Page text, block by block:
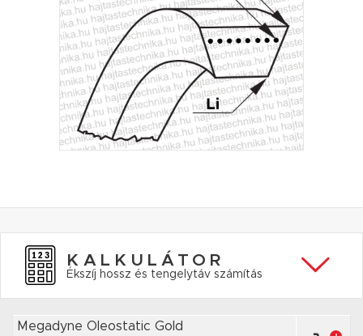
KALKULÁTOR
Ékszíj hossz és tengelytáv számítás
Megadyne Oleostatic Gold